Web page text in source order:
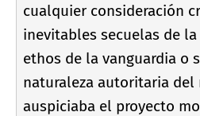
cualquier consideración
inevitables secuelas de la
ethos de la vanguardia o
naturaleza autoritaria del
auspiciaba el proyecto